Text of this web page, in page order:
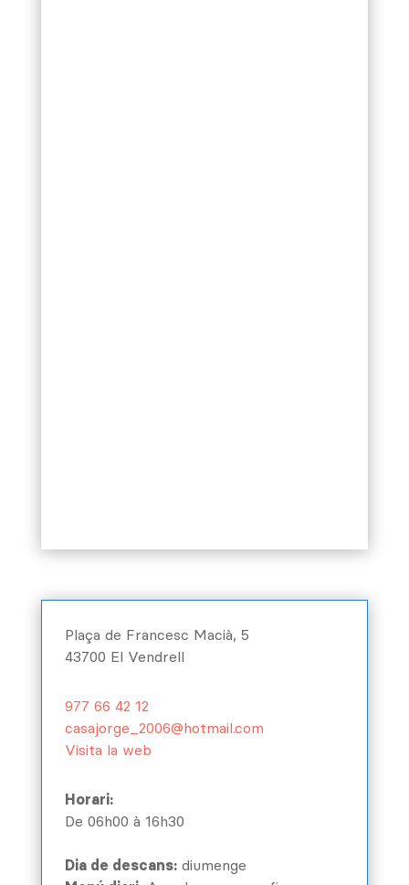
Plaça de Francesc Macià, 5
43700 El Vendrell
977 66 42 12
casajorge_2006@hotmail.com
Visita la web
Horari:
De 06h00 à 16h30
Dia de descans:diumenge